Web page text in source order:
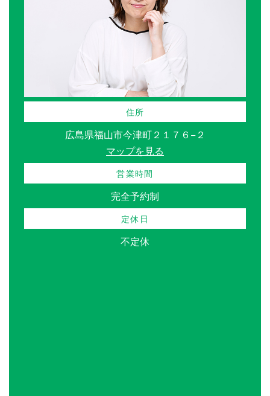
住所
広島県福山市今津町２１７６−２
マップを見る
営業時間
完全予約制
定休日
不定休